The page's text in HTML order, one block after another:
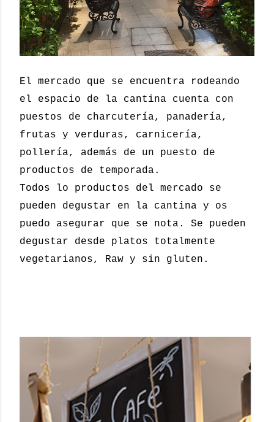
El mercado que se encuentra rodeando
el espacio de la cantina cuenta con
puestos de charcutería, panadería,
frutas y verduras, carnicería,
pollería, además de un puesto de
productos de temporada.
Todos lo productos del mercado se
pueden degustar en la cantina y os
puedo asegurar que se nota. Se pueden
degustar desde platos totalmente
vegetarianos, Raw y sin gluten.